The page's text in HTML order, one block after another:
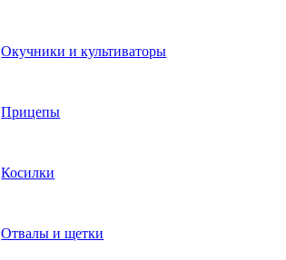
Окучники и культиваторы
Прицепы
Косилки
Отвалы и щетки